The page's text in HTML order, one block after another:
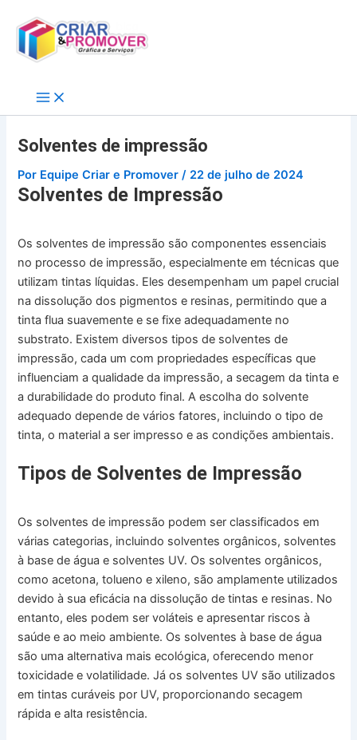
para
conteúdo
Solventes de impressão
Por Equipe Criar e Promover/ 22 de julho de 2024
Solventes de Impressão
Os solventes de impressão são componentes essenciais
no processo de impressão, especialmente em técnicas que
utilizam tintas líquidas. Eles desempenham um papel crucial
na dissolução dos pigmentos e resinas, permitindo que a
tinta flua suavemente e se fixe adequadamente no
substrato. Existem diversos tipos de solventes de
impressão, cada um com propriedades específicas que
influenciam a qualidade da impressão, a secagem da tinta e
a durabilidade do produto final. A escolha do solvente
adequado depende de vários fatores, incluindo o tipo de
tinta, o material a ser impresso e as condições ambientais.
Tipos de Solventes de Impressão
Os solventes de impressão podem ser classificados em
várias categorias, incluindo solventes orgânicos, solventes
à base de água e solventes UV. Os solventes orgânicos,
como acetona, tolueno e xileno, são amplamente utilizados
devido à sua eficácia na dissolução de tintas e resinas. No
entanto, eles podem ser voláteis e apresentar riscos à
saúde e ao meio ambiente. Os solventes à base de água
são uma alternativa mais ecológica, oferecendo menor
toxicidade e volatilidade. Já os solventes UV são utilizados
em tintas curáveis por UV, proporcionando secagem
rápida e alta resistência.